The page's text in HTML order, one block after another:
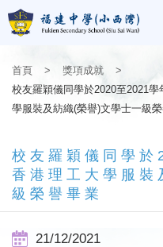
首頁 > 獎項成就
>
校友羅穎儀同學於2020至2021
學服裝及紡織(榮譽)文學士一級
校友羅穎儀同學
香港理工大學服
級榮譽畢業
21/12/2021